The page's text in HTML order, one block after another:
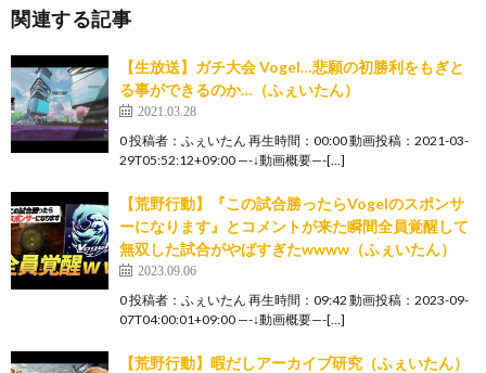
関連する記事
【生放送】ガチ大会 Vogel…悲願の初勝利をもぎと
る事ができるのか…（ふぇいたん）
2021.03.28
0 投稿者：ふぇいたん 再生時間：00:00 動画投稿：2021-03-
29T05:52:12+09:00 —-↓動画概要—-[…]
【荒野行動】『この試合勝ったらVogelのスポンサ
ーになります』とコメントが来た瞬間全員覚醒して
無双した試合がやばすぎたwwww（ふぇいたん）
2023.09.06
0 投稿者：ふぇいたん 再生時間：09:42 動画投稿：2023-09-
07T04:00:01+09:00 —-↓動画概要—-[…]
【荒野行動】暇だしアーカイブ研究（ふぇいたん）